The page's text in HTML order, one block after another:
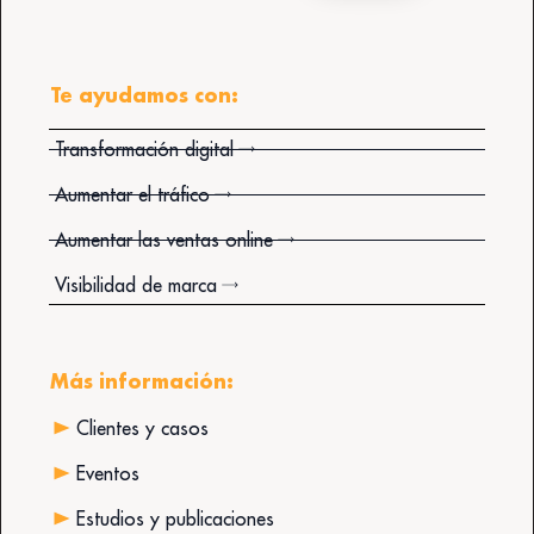
Te ayudamos con:
Transformación digital
Aumentar el tráfico
Aumentar las ventas online
Visibilidad de marca
Más información:
Clientes y casos
Eventos
Estudios y publicaciones